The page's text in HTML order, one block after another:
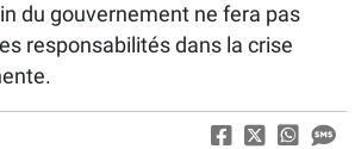
du gouvernement ne fera pas
responsabilités dans la crise